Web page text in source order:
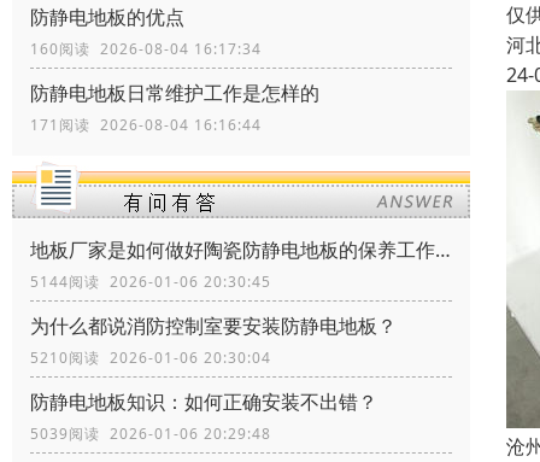
防静电地板的优点
160阅读 2026-08-04 16:17:34
防静电地板日常维护工作是怎样的
171阅读 2026-08-04 16:16:44
地板厂家是如何做好陶瓷防静电地板的保养工作？
5144阅读 2026-01-06 20:30:45
为什么都说消防控制室要安装防静电地板？
5210阅读 2026-01-06 20:30:04
防静电地板知识：如何正确安装不出错？
5039阅读 2026-01-06 20:29:48
仅
河
24-
沧